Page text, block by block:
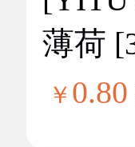
薄荷
￥ 0.80